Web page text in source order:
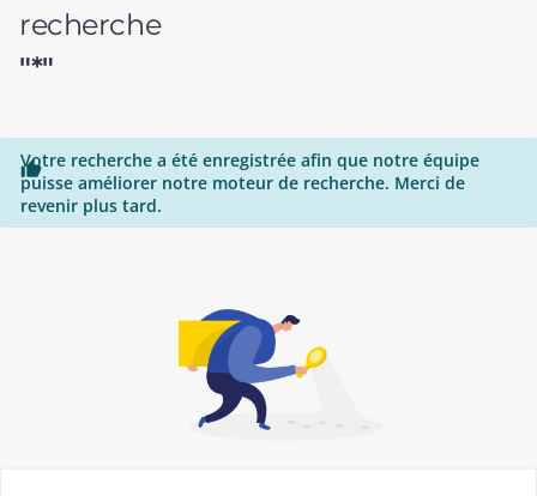
recherche
"*"

Votre recherche a été enregistrée afin que notre équipe
puisse améliorer notre moteur de recherche. Merci de
revenir plus tard.